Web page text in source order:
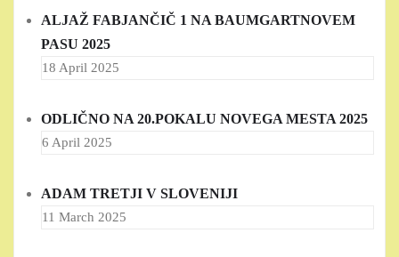
ALJAŽ FABJANČIČ 1 NA BAUMGARTNOVEM
PASU 2025
18 April 2025
ODLIČNO NA 20.POKALU NOVEGA MESTA 2025
6 April 2025
ADAM TRETJI V SLOVENIJI
11 March 2025